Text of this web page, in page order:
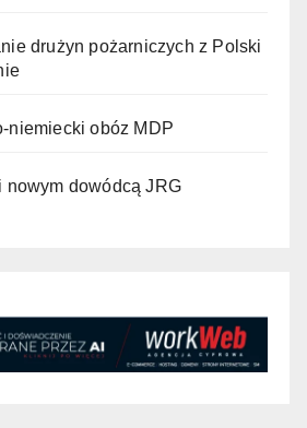
drużyn pożarniczych z Polski
niemiecki obóz MDP
nowym dowódcą JRG